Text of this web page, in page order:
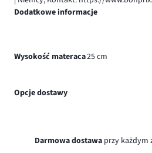
Dodatkowe informacje
Wysokość materaca25 cm
Opcje dostawy
Darmowa dostawa przy każdym